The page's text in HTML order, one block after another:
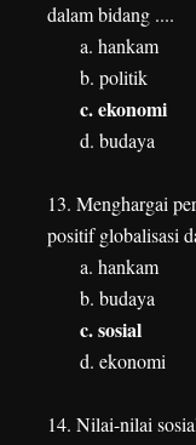
dalam bidang ....
a. hankam
b. politik
c. ekonomi
d. budaya
13. Menghargai
positif globalisasi
a. hankam
b. budaya
c. sosial
d. ekonomi
14. Nilai-nilai